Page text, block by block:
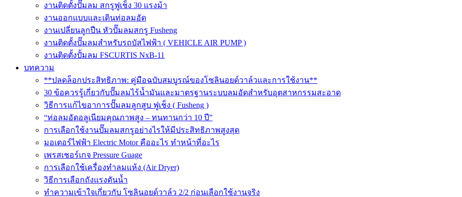
งานติดตั้งปั๊มลม สกรูฟูเช็ง 30 แรงม้า
งานออกแบบและเดินท่อลมอัด
งานเปลี่ยนลูกปืน หัวปั๊มลมสกรู Fusheng
งานติดตั้งปั๊มลมสำหรับรถบัสไฟฟ้า ( VEHICLE AIR PUMP )
งานติดตั้งปั้มลม FSCURTIS NxB-11
บทความ
**ปลดล็อกประสิทธิภาพ: คู่มือฉบับสมบูรณ์ของโซลินอยด์วาล์วและการใช้งาน**
30 ข้อควรรู้เกี่ยวกับปั๊มลมไร้น้ำมันและมาตรฐานระบบลมอัดสำหรับอุตสาหกรรมสะอาด
วิธีการแก้ไขอาการปั๊มลมลูกสูบ ฟูเช็ง ( Fusheng )
“ท่อลมอัดอลูเนียมคุณภาพสูง – ทนทานกว่า 10 ปี”
การเลือกใช้งานปั๊มลมสกรูอย่างไรให้มีประสิทธิภาพสูงสุด
มอเตอร์ไฟฟ้า Electric Motor คืออะไร ทำหน้าที่อะไร
เพรสเชอร์เกจ Pressure Guage
การเลือกใช้เครื่องทำลมแห้ง (Air Dryer)
วิธีการเลือกถังแรงดันน้ำ
ทำความเข้าใจเกี่ยวกับ โซลินอยด์วาล์ว 2/2 ก่อนเลือกใช้งานจริง